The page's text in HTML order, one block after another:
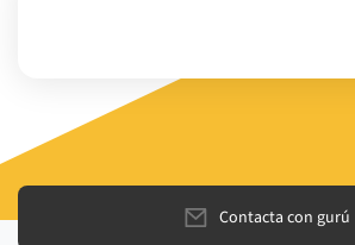
Contacta con gurú